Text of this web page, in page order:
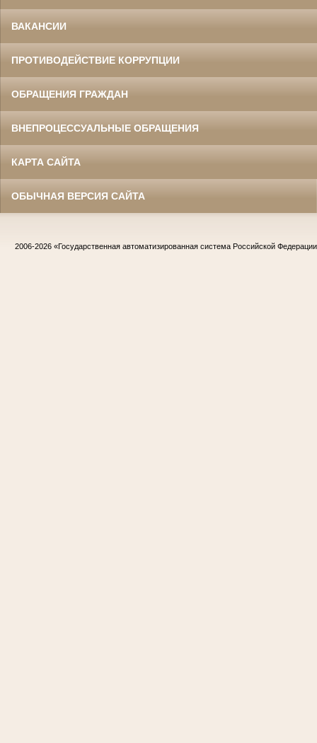
ВАКАНСИИ
ПРОТИВОДЕЙСТВИЕ КОРРУПЦИИ
ОБРАЩЕНИЯ ГРАЖДАН
ВНЕПРОЦЕССУАЛЬНЫЕ ОБРАЩЕНИЯ
КАРТА САЙТА
ОБЫЧНАЯ ВЕРСИЯ САЙТА
2006-2026 «Государственная автоматизированная система Российской